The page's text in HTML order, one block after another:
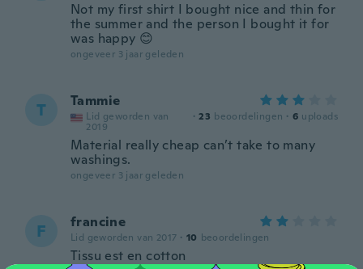
Not my first shirt I bought nice and thin for
the summer and the person I bought it for
was happy 😊
ongeveer 3 jaar geleden
T Tammie
Lid geworden van
2019
· 23 beoordelingen · 6 uploads
Material really cheap can’t take to many
washings.
ongeveer 3 jaar geleden
F francine
Lid geworden van 2017 · 10 beoordelingen
Tissu est en cotton